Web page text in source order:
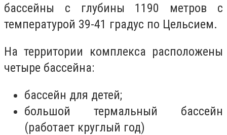
бассейны с глубины 1190 метров с
температурой 39-41 градус по Цельсием.
На территории комплекса расположены
четыре бассейна:
бассейн для детей;
большой термальный бассейн
(работает круглый год)